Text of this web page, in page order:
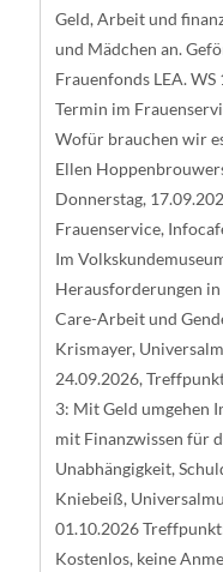
Geld, Arbeit und
und Mädchen an.
Frauenfonds LEA.
Termin im
Wofür brauchen wir
Ellen
Donnerstag,
Frauenservice,
Im
Herausforderungen
Care-Arbeit und
Krismayer,
24.09.2026,
3: Mit Geld umgehen
mit Finanzwissen für
Unabhängigkeit,
Kniebeiß,
01.10.2026
Kostenlos, keine